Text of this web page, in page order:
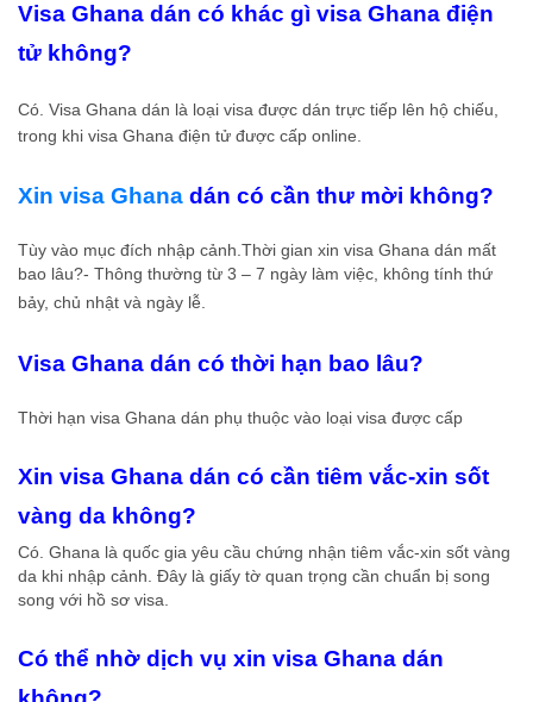
Visa Ghana dán có khác gì visa Ghana điện
tử không?
Có. Visa Ghana dán là loại visa được dán trực tiếp lên hộ chiếu,
trong khi visa Ghana điện tử được cấp online.
Xin visa Ghana dán có cần thư mời không?
Tùy vào mục đích nhập cảnh.Thời gian xin visa Ghana dán mất
bao lâu?- Thông thường từ 3 – 7 ngày làm việc, không tính thứ
bảy, chủ nhật và ngày lễ.
Visa Ghana dán có thời hạn bao lâu?
Thời hạn visa Ghana dán phụ thuộc vào loại visa được cấp
Xin visa Ghana dán có cần tiêm vắc-xin sốt
vàng da không?
Có. Ghana là quốc gia yêu cầu chứng nhận tiêm vắc-xin sốt vàng
da khi nhập cảnh. Đây là giấy tờ quan trọng cần chuẩn bị song
song với hồ sơ visa.
Có thể nhờ dịch vụ xin visa Ghana dán